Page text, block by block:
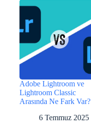
Adobe Lightroom ve
Lightroom Classic
Arasında Ne Fark Var?
6 Temmuz 2025